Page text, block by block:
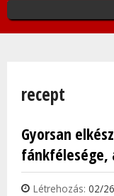
recept
Gyorsan
fánkfélesége,
Létrehozás: 02/